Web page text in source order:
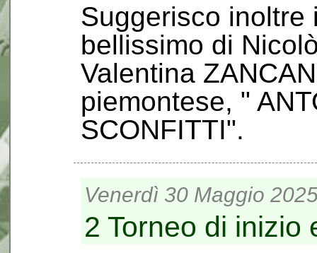
Suggerisco inoltre
bellissimo di
Valentina
piemontese, "
SCONFITTI".
Venerdì 30 Maggio
2 Torneo di inizio